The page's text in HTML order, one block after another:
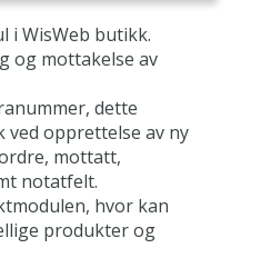
i WisWeb butikk.
og mottakelse av
dette
ved opprettelse av ny
mottatt,
notatfelt.
hvor kan
produkter og